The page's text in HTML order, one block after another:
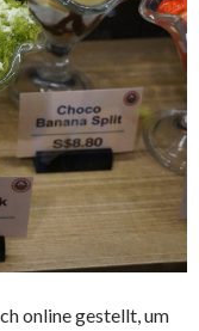
online gestellt, um